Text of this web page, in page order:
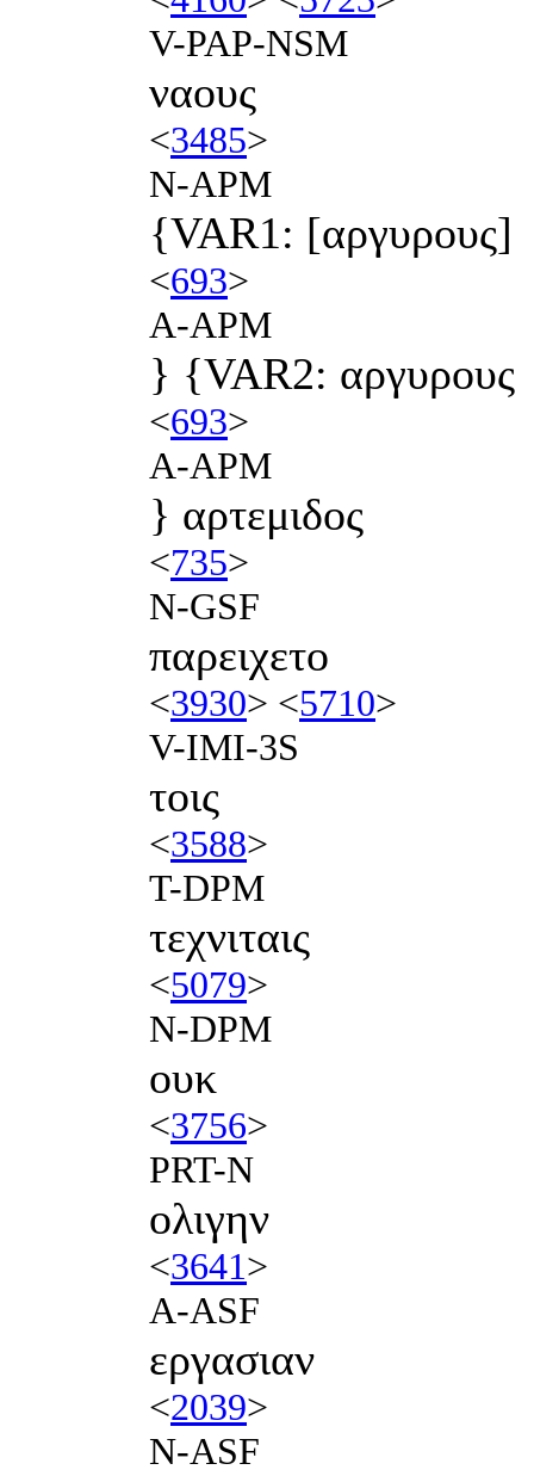
V-PAP-NSM
ναους
<3485>
N-APM
{VAR1: [αργυρους]
<693>
A-APM
} {VAR2: αργυρους
<693>
A-APM
} αρτεμιδος
<735>
N-GSF
παρειχετο
<3930> <5710>
V-IMI-3S
τοις
<3588>
T-DPM
τεχνιταις
<5079>
N-DPM
ουκ
<3756>
PRT-N
ολιγην
<3641>
A-ASF
εργασιαν
<2039>
N-ASF